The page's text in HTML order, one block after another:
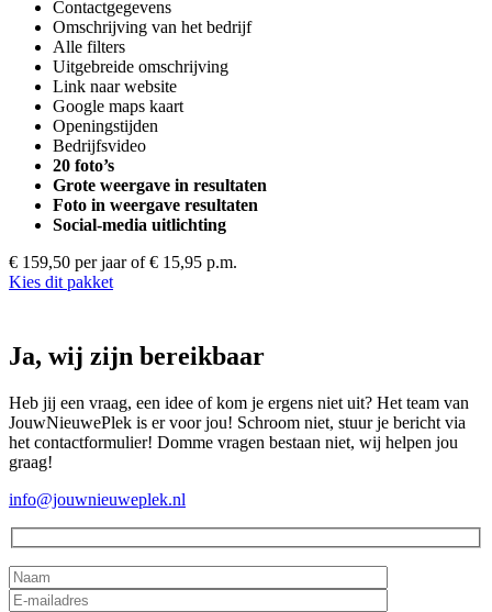
Contactgegevens
Omschrijving van het bedrijf
Alle filters
Uitgebreide omschrijving
Link naar website
Google maps kaart
Openingstijden
Bedrijfsvideo
20 foto’s
Grote weergave in resultaten
Foto in weergave resultaten
Social-media uitlichting
€ 159,50 per jaar of € 15,95 p.m.
Kies dit pakket
Ja, wij zijn bereikbaar
Heb jij een vraag, een idee of kom je ergens niet uit? Het team van
JouwNieuwePlek is er voor jou! Schroom niet, stuur je bericht via
het contactformulier! Domme vragen bestaan niet, wij helpen jou
graag!
info@jouwnieuweplek.nl